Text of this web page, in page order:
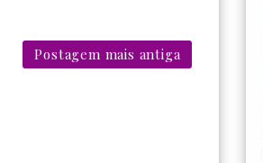
Postagem mais antiga